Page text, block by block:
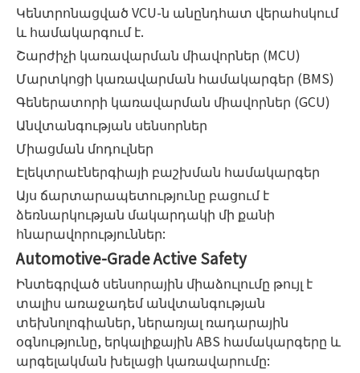
Կենտրոնացված VCU-ն անընդհատ վերահսկում
և համակարգում է.
Շարժիչի կառավարման միավորներ (MCU)
Մարտկոցի կառավարման համակարգեր (BMS)
Գեներատորի կառավարման միավորներ (GCU)
Անվտանգության սենսորներ
Միացման մոդուլներ
Էլեկտրաէներգիայի բաշխման համակարգեր
Այս ճարտարապետությունը բացում է
ձեռնարկության մակարդակի մի քանի
հնարավորություններ:
Automotive-Grade Active Safety
Ինտեգրված սենսորային միաձուլումը թույլ է
տալիս առաջադեմ անվտանգության
տեխնոլոգիաներ, ներառյալ ռադարային
օգնությունը, երկալիքային ABS համակարգերը և
արգելակման խելացի կառավարումը: